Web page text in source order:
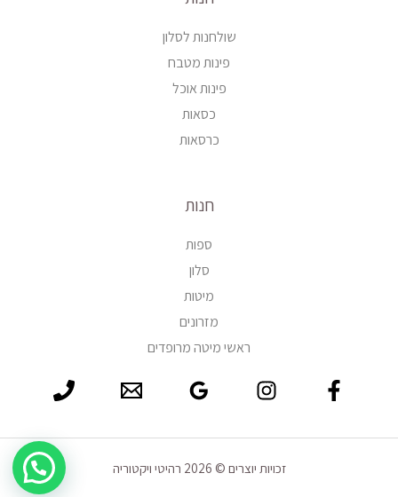
שולחנות לסלון
פינות מטבח
פינות אוכל
כסאות
כרסאות
חנות
ספות
סלון
מיטות
מזרונים
ראשי מיטה מרופדים
זכויות יוצרים © 2026 רהיטי ויקטוריה